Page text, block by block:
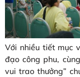
Với nhiều tiết mục
đạo công phu,
vui trao thưởng”